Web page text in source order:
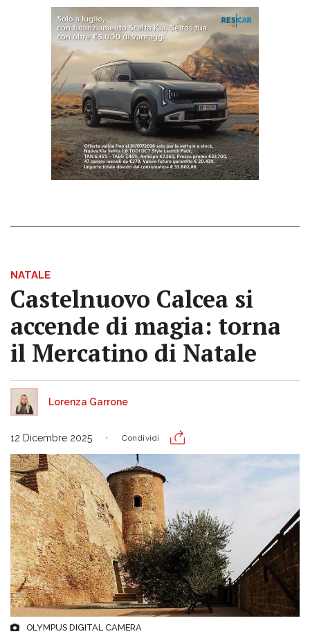
NATALE
Castelnuovo Calcea si
accende di magia: torna
il Mercatino di Natale
Lorenza Garrone
12 Dicembre 2025 Condividi
OLYMPUS DIGITAL CAMERA